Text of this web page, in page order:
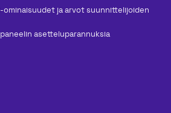
ominaisuudet ja arvot suunnittelijoiden
asetteluparannuksia